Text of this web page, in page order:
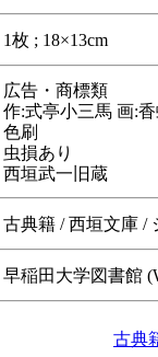
1枚 ; 18×13cm
広告・商標類
作:式亭小三馬 画:
色刷
虫損あり
西垣武一旧蔵
古典籍 / 西垣文庫 /
早稲田大学図書館
古典